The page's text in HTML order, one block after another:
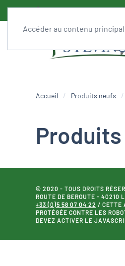
Accéder au contenu principal
+33 (0)558 07 04 22
Accueil Produits neufs
Produits
© 2020 - TOUS DROITS
ROUTE DE BEROUTE - 40210
+33 (0)5 58 07 04 22 / CETTE
PROTÉGÉE CONTRE LES
DEVEZ ACTIVER LE